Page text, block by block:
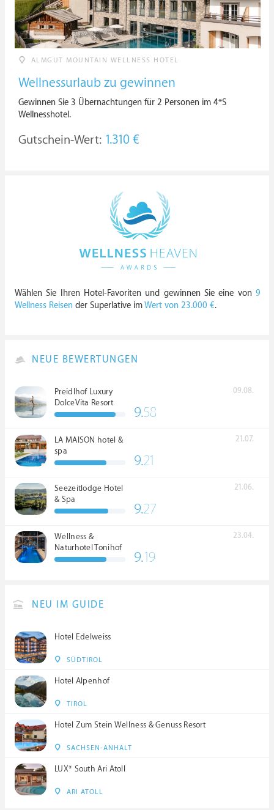
ALMGUT MOUNTAIN WELLNESS HOTEL
Wellnessurlaub zu gewinnen
Gewinnen Sie 3 Übernachtungen für 2 Personen im 4*S
Wellnesshotel.
Gutschein-Wert: 1.310 €
Wählen Sie Ihren Hotel-Favoriten und gewinnen Sie eine von 9
Wellness Reisen der Superlative imWert von 23.000 €.
NEUE BEWERTUNGEN
Preidlhof Luxury
DolceVita Resort
*****
09.08.
9.58
LA MAISON hotel &
spa
21.07.
9.21
Seezeitlodge Hotel
& Spa
21.06.
9.27
Wellness &
Naturhotel Tonihof
****S
23.04.
9.19
NEU IM GUIDE
Hotel Edelweiss
SÜDTIROL
Hotel Alpenhof
TIROL
Hotel Zum Stein Wellness & Genuss Resort
SACHSEN-ANHALT
LUX* South Ari Atoll
ARI ATOLL